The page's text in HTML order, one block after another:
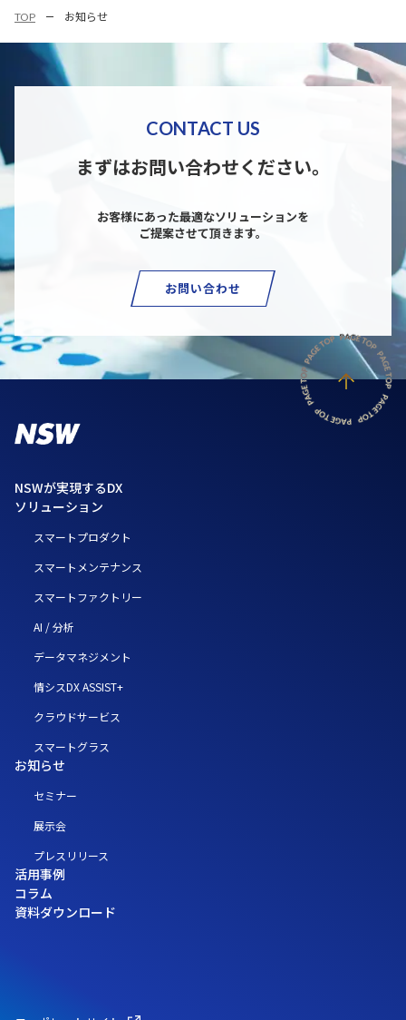
TOP お知らせ
CONTACT US
まずはお問い合わせください。
お客様にあった最適なソリューションを
ご提案させて頂きます。
お問い合わせ
NSWが実現するDX
ソリューション
スマートプロダクト
スマートメンテナンス
スマートファクトリー
AI / 分析
データマネジメント
情シスDX ASSIST+
クラウドサービス
スマートグラス
お知らせ
セミナー
展示会
プレスリリース
活用事例
コラム
資料ダウンロード